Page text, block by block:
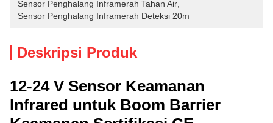
Sensor Penghalang Inframerah Tahan Air
Sensor Penghalang Inframerah Deteksi 20m
Deskripsi Produk
12-24 V Sensor Keamanan
Infrared untuk Boom Barrier